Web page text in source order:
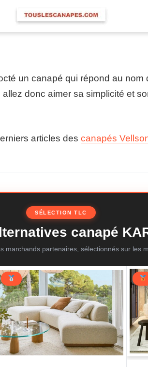
un canapé qui répond au nom
allez donc aimer sa simplicité et
articles des canapés
SÉLECTION TLC
canapé
marchands partenaires, sélectionnés sur les